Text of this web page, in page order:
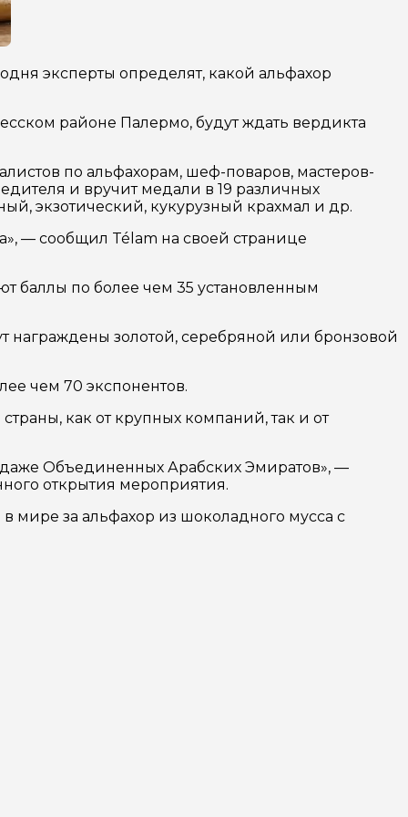
эксперты определят, какой альфахор
районе Палермо, будут ждать вердикта
по альфахорам, шеф-поваров, мастеров-
и вручит медали в 19 различных
экзотический, кукурузный крахмал и др.
— сообщил Télam на своей странице
баллы по более чем 35 установленным
награждены золотой, серебряной или бронзовой
чем 70 экспонентов.
как от крупных компаний, так и от
Объединенных Арабских Эмиратов», —
открытия мероприятия.
мире за альфахор из шоколадного мусса с